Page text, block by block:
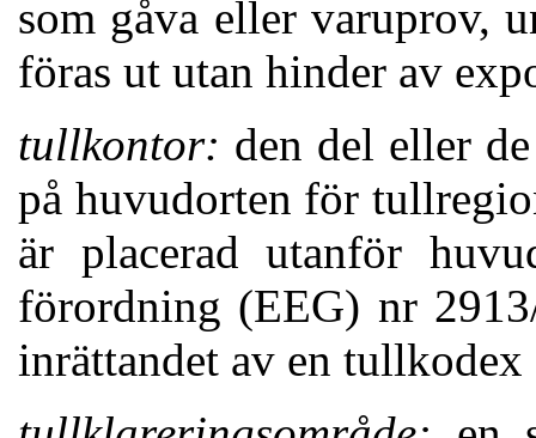
som gåva eller varuprov,
föras ut utan hinder av
tullkontor: den del eller
på huvudorten för
är placerad utanför
förordning (EEG) nr
inrättandet av en